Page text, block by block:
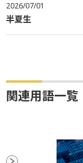
2026/07/01
半夏生
関連用語一覧